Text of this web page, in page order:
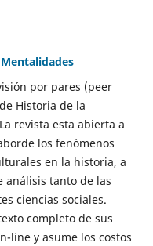
por pares (peer
Historia de la
revista esta abierta a
los fenómenos
en la historia, a
tanto de las
ciencias sociales.
completo de sus
line y asume los costos